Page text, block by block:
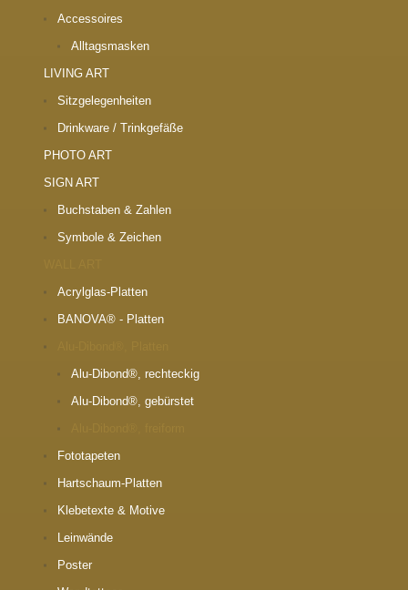
Accessoires
Alltagsmasken
LIVING ART
Sitzgelegenheiten
Drinkware / Trinkgefäße
PHOTO ART
SIGN ART
Buchstaben & Zahlen
Symbole & Zeichen
Acrylglas-Platten
BANOVA® - Platten
Alu-Dibond®, rechteckig
Alu-Dibond®, gebürstet
Fototapeten
Hartschaum-Platten
Klebetexte & Motive
Leinwände
Poster